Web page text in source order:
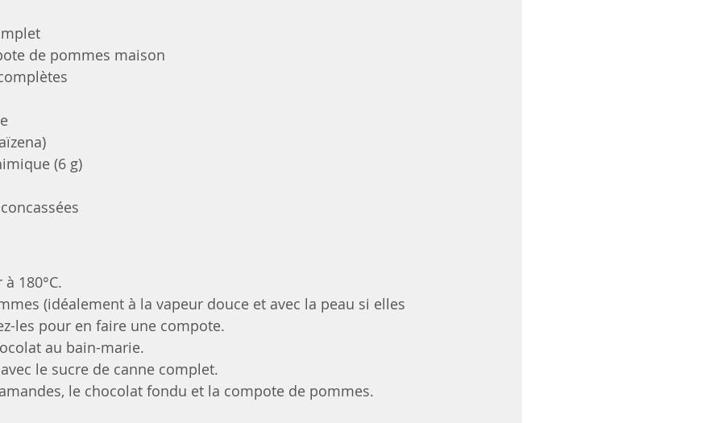
de pommes maison
(6 g)
180°C.
(idéalement à la vapeur douce et avec la peau si elles
les pour en faire une compote.
au bain-marie.
le sucre de canne complet.
le chocolat fondu et la compote de pommes.